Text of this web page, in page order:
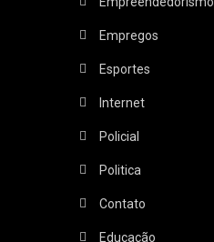
Empregos
Esportes
Internet
Policial
Politica
Contato
Educação